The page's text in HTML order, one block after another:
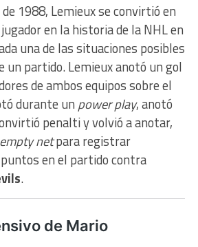
1988, Lemieux se convirtió en
en la historia de la NHL en
una de las situaciones posibles
un partido. Lemieux anotó un gol
de ambos equipos sobre el
durante un power play, anotó
penalti y volvió a anotar,
empty netpara registrar
en el partido contra
.